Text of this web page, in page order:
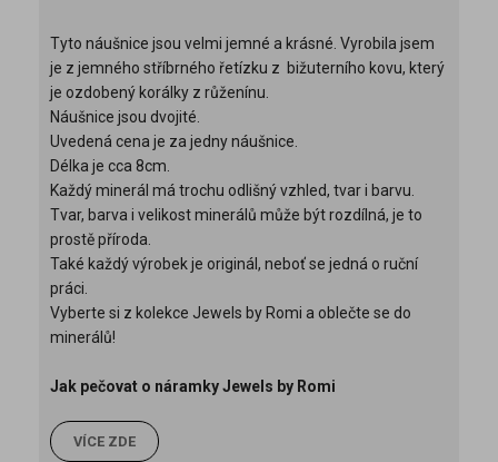
Tyto náušnice jsou velmi jemné a krásné. Vyrobila jsem
je z jemného stříbrného řetízku z bižuterního kovu, který
je ozdobený korálky z růženínu.
Náušnice jsou dvojité.
Uvedená cena je za jedny náušnice.
Délka je cca 8cm.
Každý minerál má trochu odlišný vzhled, tvar i barvu.
Tvar, barva i velikost minerálů může být rozdílná, je to
prostě příroda.
Také každý výrobek je originál, neboť se jedná o ruční
práci.
Vyberte si z kolekce Jewels by Romi a oblečte se do
minerálů!
Jak pečovat o náramky Jewels by Romi
VÍCE ZDE